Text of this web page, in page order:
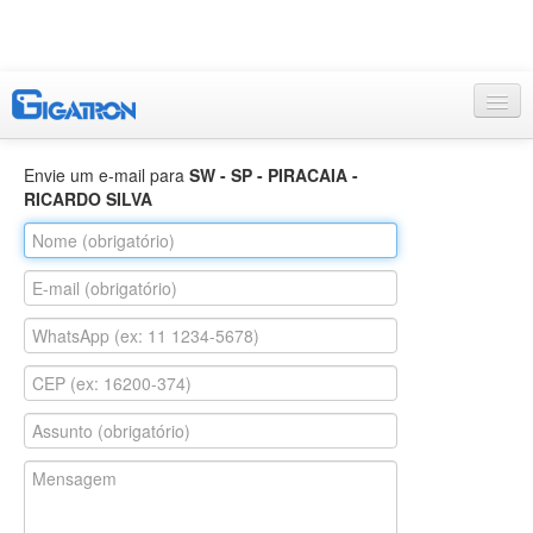
Entrar
Envie um e-mail para SW - SP - PIRACAIA -
RICARDO SILVA